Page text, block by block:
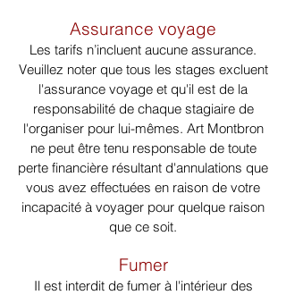
Assurance voyage
Les tarifs n’incluent aucune assurance.
Veuillez noter que tous les stages excluent
l'assurance voyage et qu'il est de la
responsabilité de chaque stagiaire de
l'organiser pour lui-mêmes. Art Montbron
ne peut être tenu responsable de toute
perte financière résultant d'annulations que
vous avez effectuées en raison de votre
incapacité à voyager pour quelque raison
que ce soit.
Fumer
Il est interdit de fumer à l'intérieur des